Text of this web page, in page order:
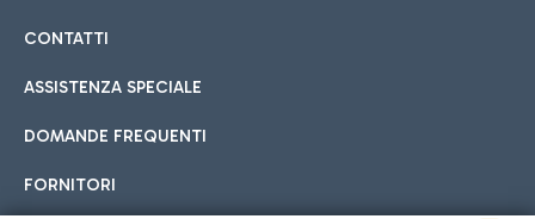
CONTATTI
ASSISTENZA SPECIALE
DOMANDE FREQUENTI
FORNITORI